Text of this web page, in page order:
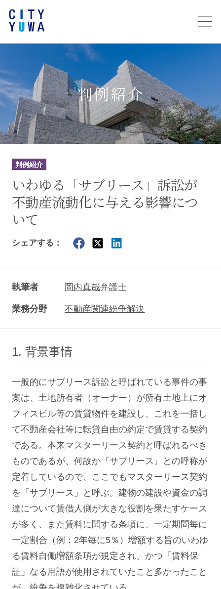
判例紹介
判例紹介
いわゆる「サブリース」訴訟が
不動産流動化に与える影響につ
いて
シェアする：
執筆者 岡内真哉弁護士
業務分野 不動産関連紛争解決
1. 背景事情
一般的にサブリース訴訟と呼ばれている事件の事
案は、土地所有者（オーナー）が所有土地上にオ
フィスビル等の賃貸物件を建設し、これを一括し
て不動産会社等に転貸自由の約定で賃貸する契約
である。本来マスターリース契約と呼ばれるべき
ものであるが、何故か『サブリース』との呼称が
定着しているので、ここでもマスターリース契約
を「サブリース」と呼ぶ。建物の建設や資金の調
達について賃借人側が大きな役割を果たすケース
が多く、また賃料に関する条項に、一定期間毎に
一定割合（例：2年毎に5％）増額する旨のいわゆ
る賃料自働増額条項が規定され、かつ「賃料保
証」なる用語が使用されていたこと多かったこと